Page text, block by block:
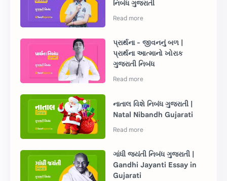
નિબંધ ગુજરાતી
પ્રાર્થના - જીવનનું બળ |
પ્રાર્થના આત્માનો ખોરાક
ગુજરાતી નિબંધ
નાતાલ વિશે નિબંધ ગુજરાતી |
Natal Nibandh Gujarati
ગાંધી જયંતી નિબંધ ગુજરાતી |
Gandhi Jayanti Essay in
Gujarati